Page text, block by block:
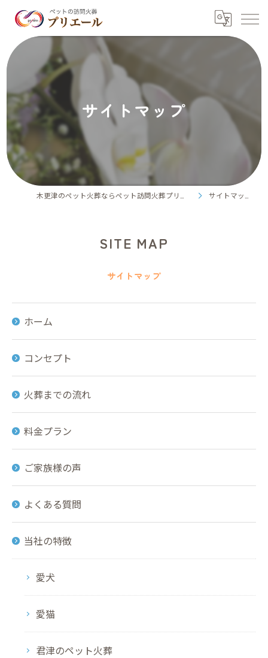
サイトマップ
サイトマップ
サイトマップ
SITE MAP
ホーム
コンセプト
火葬までの流れ
料金プラン
ご家族様の声
よくある質問
当社の特徴
愛犬
愛猫
君津のペット火葬